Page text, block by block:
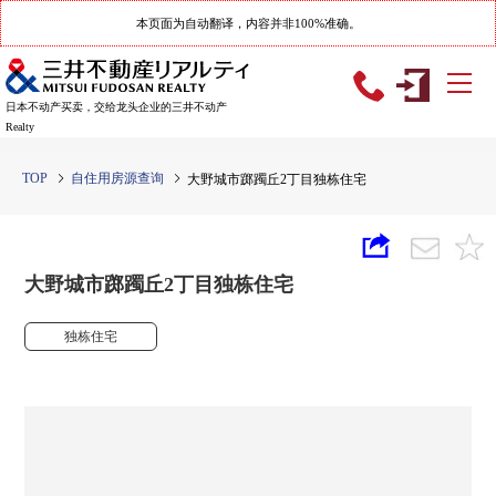
本页面为自动翻译，内容并非100%准确。
日本不动产买卖，交给龙头企业的三井不动产
Realty
TOP 自住用房源查询 大野城市踯躅丘2丁目独栋住宅
大野城市踯躅丘2丁目独栋住宅
独栋住宅